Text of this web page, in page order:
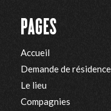
PAGES
Accueil
Demande de résidence
Le lieu
Compagnies